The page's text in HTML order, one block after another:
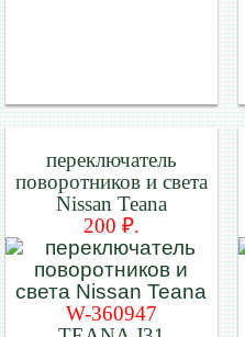
переключатель
поворотников и света
Nissan Teana
200 ₽.
W-360947